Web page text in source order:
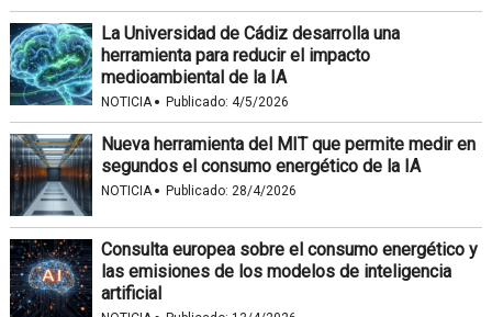
La Universidad de Cádiz desarrolla una
herramienta para reducir el impacto
medioambiental de la IA
NOTICIA· Publicado: 4/5/2026
Nueva herramienta del MIT que permite medir en
segundos el consumo energético de la IA
NOTICIA· Publicado: 28/4/2026
Consulta europea sobre el consumo energético y
las emisiones de los modelos de inteligencia
artificial